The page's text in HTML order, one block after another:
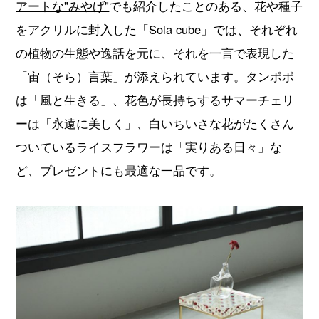
アートな"みやげ"でも紹介したことのある、花や種子
をアクリルに封入した「Sola cube」では、それぞれ
の植物の生態や逸話を元に、それを一言で表現した
「宙（そら）言葉」が添えられています。タンポポ
は「風と生きる」、花色が長持ちするサマーチェリ
ーは「永遠に美しく」、白いちいさな花がたくさん
ついているライスフラワーは「実りある日々」な
ど、プレゼントにも最適な一品です。